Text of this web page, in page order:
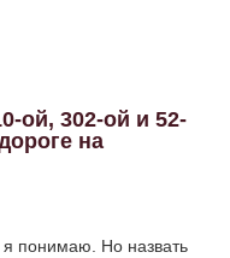
ой, 302-ой и 52-
на
я понимаю. Но назвать